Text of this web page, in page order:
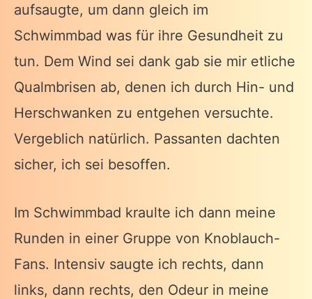
aufsaugte, um dann gleich im
Schwimmbad was für ihre Gesundheit zu
tun. Dem Wind sei dank gab sie mir etliche
Qualmbrisen ab, denen ich durch Hin- und
Herschwanken zu entgehen versuchte.
Vergeblich natürlich. Passanten dachten
sicher, ich sei besoffen.
Im Schwimmbad kraulte ich dann meine
Runden in einer Gruppe von Knoblauch-
Fans. Intensiv saugte ich rechts, dann
links, dann rechts, den Odeur in meine